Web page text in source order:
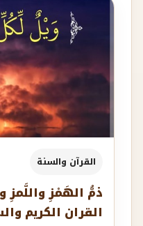
القرآن والسنة
ذمُّ الهَمْزِ
القران الكريم